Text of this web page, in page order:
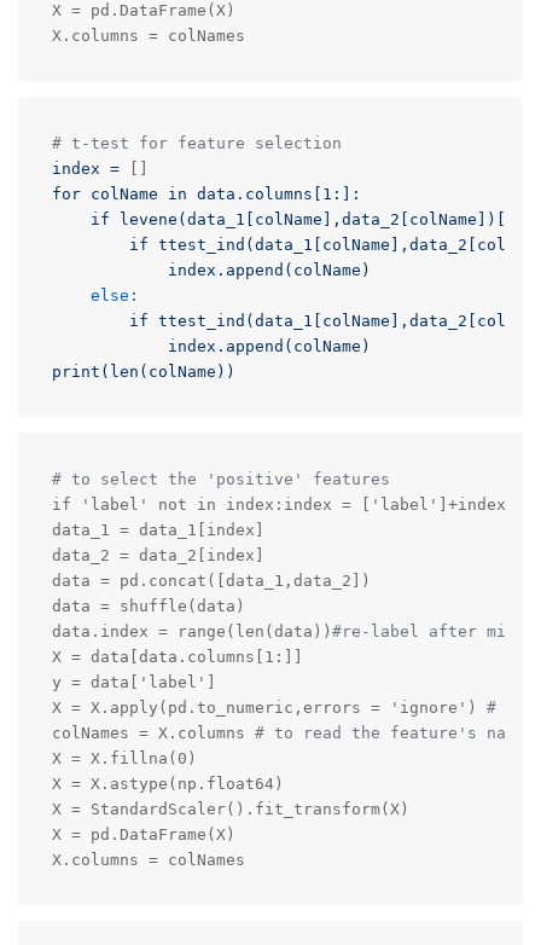
X = pd.DataFrame(X)
X.columns = colNames
# t-test for feature selection
index =
for
colName in data.columns[1:]:
if
levene(data_1[colName],data_2[colName])[1]
if
index.append(colName)
else:
if
index.append(colName)
print(len(colName))
# to select the 'positive' features
if 'label' not in index:index = ['label']+index
data_1 = data_1[index]
data_2 = data_2[index]
data = pd.concat([data_1,data_2])
data = shuffle(data)
data.index = range(len(data)) #re-label after
X = data[data.columns[1:]]
y = data['label']
X = X.apply(pd.to_numeric,errors = 'ignore') #
colNames = X.columns # to read the feature's name
X = X.fillna(0)
X = X.astype(np.float64)
X = StandardScaler().fit_transform(X)
X = pd.DataFrame(X)
X.columns = colNames